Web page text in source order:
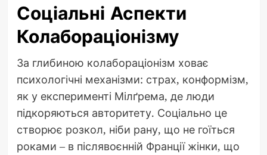
Соціальні Аспекти
Колабораціонізму
За глибиною колабораціонізм ховає
психологічні механізми: страх, конформізм,
як у експерименті Мілґрема, де люди
підкоряються авторитету. Соціально це
створює розкол, ніби рану, що не гоїться
роками – в післявоєнній Франції жінки, що